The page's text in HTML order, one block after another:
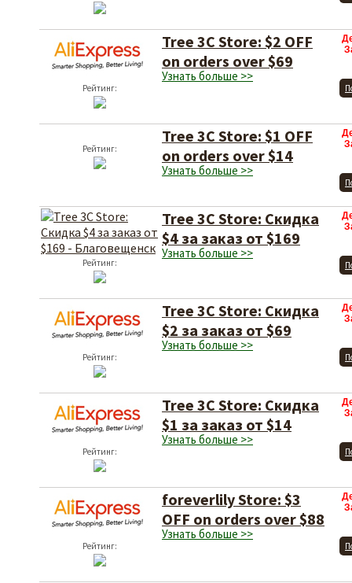
Рейтинг:
Tree 3C Store: $2 OFF
on orders over $69
Узнать больше >>
Рейтинг:
Tree 3C Store: $1 OFF
on orders over $14
Узнать больше >>
Рейтинг:
Tree 3C Store: Скидка
$4 за заказ от $169
Узнать больше >>
Рейтинг:
Tree 3C Store: Скидка
$2 за заказ от $69
Узнать больше >>
Рейтинг:
Tree 3C Store: Скидка
$1 за заказ от $14
Узнать больше >>
Рейтинг:
foreverlily Store: $3
OFF on orders over $88
Узнать больше >>